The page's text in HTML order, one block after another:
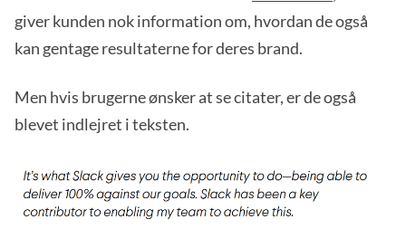
giver kunden nok information om, hvordan de også
kan gentage resultaterne for deres brand.
Men hvis brugerne ønsker at se citater, er de også
blevet indlejret i teksten.